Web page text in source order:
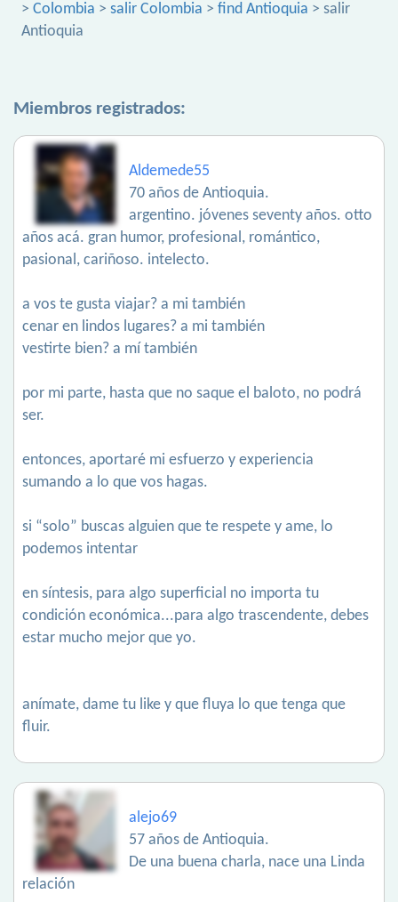
> Colombia > salir Colombia > find Antioquia > salir
Antioquia
Miembros registrados:
Aldemede55
70 años de Antioquia.
argentino. jóvenes seventy años. otto
años acá. gran humor, profesional, romántico,
pasional, cariñoso. intelecto.
a vos te gusta viajar? a mi también
cenar en lindos lugares? a mi también
vestirte bien? a mí también
por mi parte, hasta que no saque el baloto, no podrá
ser.
entonces, aportaré mi esfuerzo y experiencia
sumando a lo que vos hagas.
si “solo” buscas alguien que te respete y ame, lo
podemos intentar
en síntesis, para algo superficial no importa tu
condición económica...para algo trascendente, debes
estar mucho mejor que yo.
anímate, dame tu like y que fluya lo que tenga que
fluir.
alejo69
57 años de Antioquia.
De una buena charla, nace una Linda
relación